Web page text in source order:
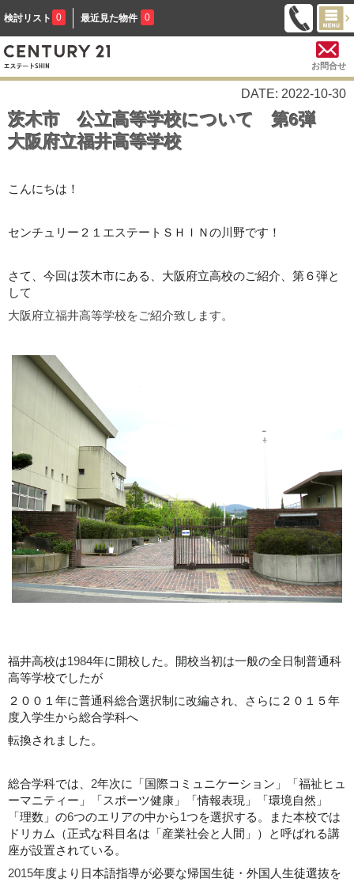
検討リスト 0 最近見た物件 0
お問合せ
DATE: 2022-10-30
茨木市 公立高等学校について 第6弾
大阪府立福井高等学校
こんにちは！
センチュリー２１エステートＳＨＩＮの川野です！
さて、今回は茨木市にある、大阪府立高校のご紹介、第６弾と
して
大阪府立福井高等学校をご紹介致します。
福井高校は1984年に開校した。開校当初は一般の全日制普通科
高等学校でしたが
２００１年に普通科総合選択制に改編され、さらに２０１５年
度入学生から総合学科へ
転換されました。
総合学科では、 2年次に「国際コミュニケーション」「福祉ヒュ
ーマニティー」「スポーツ健康」「情報表現」「環境自然」
「理数」の6つのエリアの中から1つを選択する。また本校では
ドリカム（正式な科目名は「産業社会と人間」）と呼ばれる講
座が設置されている。
2015年度より日本語指導が必要な帰国生徒・外国人生徒選抜を